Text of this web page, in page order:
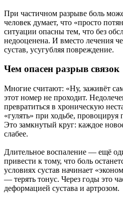
При частичном разрыве боль
человек думает, что «просто
ситуации опасны тем, что без
недооценена. И вместо лечения
сустав, усугубляя повреждение.
Чем опасен разрыв связок
Многие считают: «Ну, заживёт
этот номер не проходит.
превратиться в хроническую
«гулять» при ходьбе,
Это замкнутый круг: каждое
слабее.
Длительное воспаление — ещё
привести к тому, что боль
условиях сустав начинает
— терять тонус. Через годы это
деформацией сустава и артрозом.